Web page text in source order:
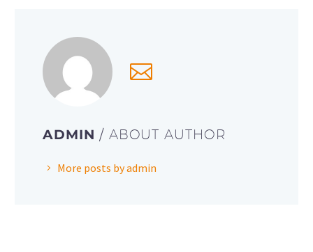
ADMIN / ABOUT AUTHOR
More posts by admin